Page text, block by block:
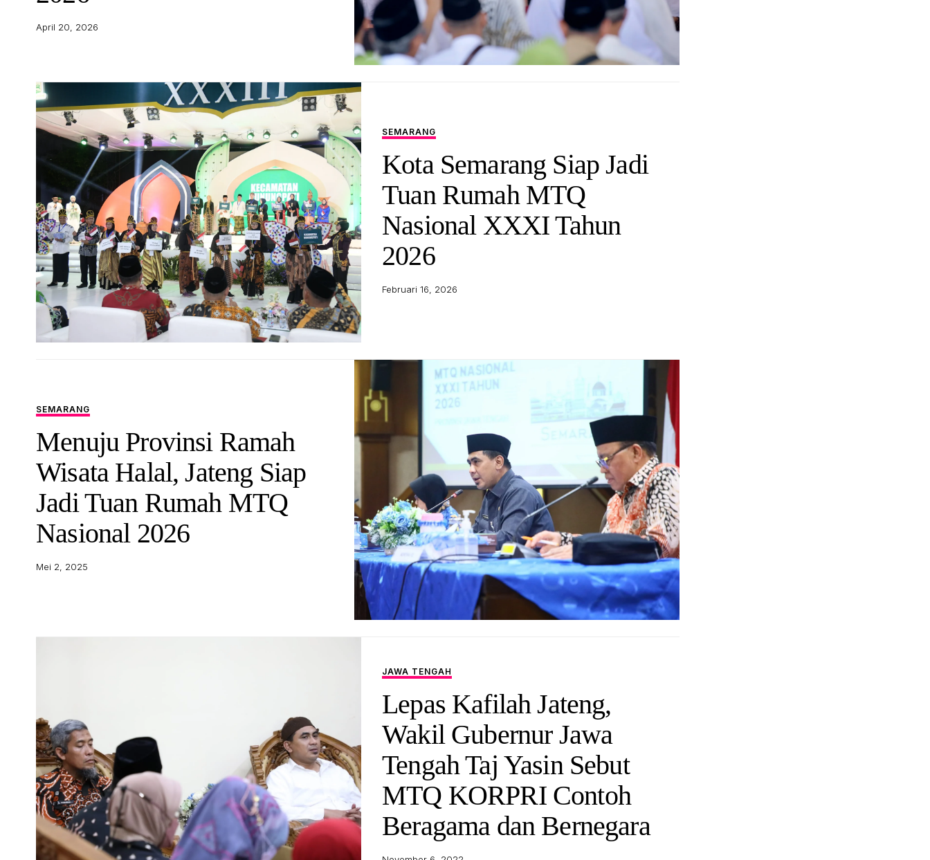
April 20, 2026
SEMARANG
Kota Semarang Siap Jadi
Tuan Rumah MTQ
Nasional XXXI Tahun
2026
Februari 16, 2026
SEMARANG
Menuju Provinsi Ramah
Wisata Halal, Jateng Siap
Jadi Tuan Rumah MTQ
Nasional 2026
Mei 2, 2025
JAWA TENGAH
Lepas Kafilah Jateng,
Wakil Gubernur Jawa
Tengah Taj Yasin Sebut
MTQ KORPRI Contoh
Beragama dan Bernegara